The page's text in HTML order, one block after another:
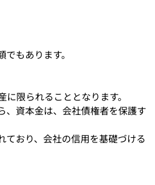
もあります。
限られることとなります。
、資本金は、会社債権者を保護す
おり、会社の信用を基礎づける